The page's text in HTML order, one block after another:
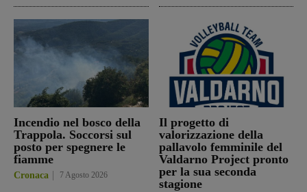
Incendio nel bosco della
Trappola. Soccorsi sul
posto per spegnere le
fiamme
Cronaca 7 Agosto 2026
Il progetto di
valorizzazione della
pallavolo femminile del
Valdarno Project pronto
per la sua seconda
stagione